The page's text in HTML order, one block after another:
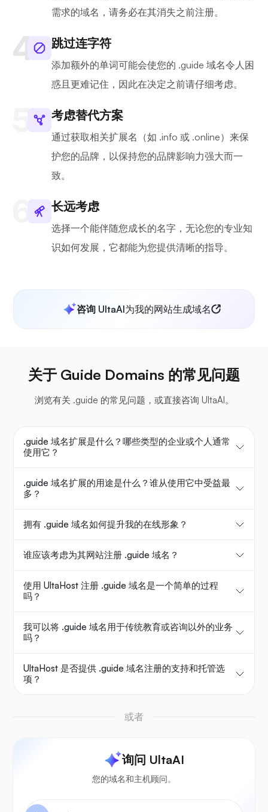
需求的域名，请务必在其消失之前注册。
跳过连字符
添加额外的单词可能会使您的 .guide 域名令人困
惑且更难记住，因此在决定之前请仔细考虑。
考虑替代方案
通过获取相关扩展名（如 .info 或 .online）来保
护您的品牌，以保持您的品牌影响力强大而一
致。
长远考虑
选择一个能伴随您成长的名字，无论您的专业知
识如何发展，它都能为您提供清晰的指导。
咨询 UltaAI为我的网站生成域名
关于 Guide Domains 的常见问题
浏览有关 .guide 的常见问题，或直接咨询 UltaAI。
.guide 域名扩展是什么？哪些类型的企业或个人通常
使用它？
.guide 域名扩展的用途是什么？谁从使用它中受益最
多？
拥有 .guide 域名如何提升我的在线形象？
谁应该考虑为其网站注册 .guide 域名？
使用 UltaHost 注册 .guide 域名是一个简单的过程
吗？
我可以将 .guide 域名用于传统教育或咨询以外的业务
吗？
UltaHost 是否提供 .guide 域名注册的支持和托管选
项？
或者
询问 UltaAI
您的域名和主机顾问。